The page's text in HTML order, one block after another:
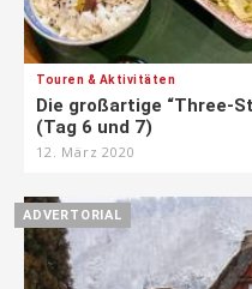
Touren & Aktivitäten
Die großartige “Three-
(Tag 6 und 7)
12. März 2020
ADVERTORIAL